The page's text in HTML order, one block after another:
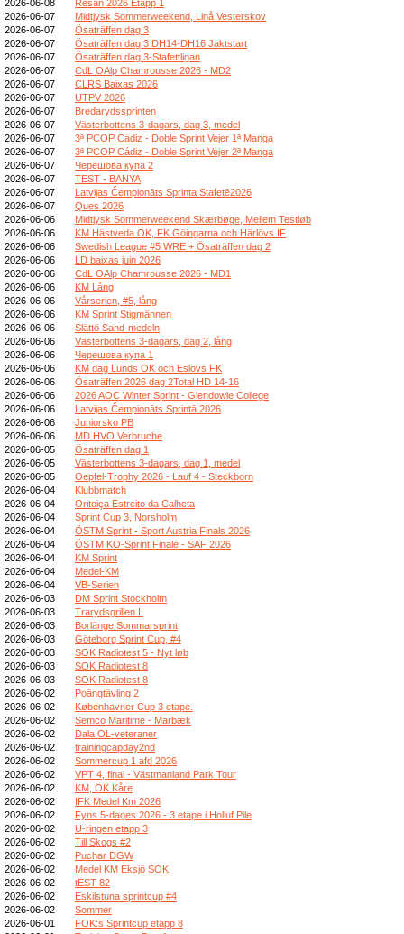
2026-06-08
Resan 2026 Etapp 1
2026-06-07
Midtjysk Sommerweekend, Linå Vesterskov
2026-06-07
Ösaträffen dag 3
2026-06-07
Ösaträffen dag 3 DH14-DH16 Jaktstart
2026-06-07
Ösaträffen dag 3-Stafettligan
2026-06-07
CdL OAlp Chamrousse 2026 - MD2
2026-06-07
CLRS Baixas 2026
2026-06-07
UTPV 2026
2026-06-07
Bredarydssprinten
2026-06-07
Västerbottens 3-dagars, dag 3, medel
2026-06-07
3ª PCOP Cádiz - Doble Sprint Vejer 1ª Manga
2026-06-07
3ª PCOP Cádiz - Doble Sprint Vejer 2ª Manga
2026-06-07
Черешова купа 2
2026-06-07
TEST - BANYA
2026-06-07
Latvijas Čempionāts Sprinta Stafetē2026
2026-06-07
Ques 2026
2026-06-06
Midtjysk Sommerweekend Skærbøge, Mellem Testløb
2026-06-06
KM Hästveda OK, FK Göingarna och Härlövs IF
2026-06-06
Swedish League #5 WRE + Ösaträffen dag 2
2026-06-06
LD baixas juin 2026
2026-06-06
CdL OAlp Chamrousse 2026 - MD1
2026-06-06
KM Lång
2026-06-06
Vårserien, #5, lång
2026-06-06
KM Sprint Stigmännen
2026-06-06
Slättö Sand-medeln
2026-06-06
Västerbottens 3-dagars, dag 2, lång
2026-06-06
Черешова купа 1
2026-06-06
KM dag Lunds OK och Eslövs FK
2026-06-06
Ösaträffen 2026 dag 2Total HD 14-16
2026-06-06
2026 AOC Winter Sprint - Glendowie College
2026-06-06
Latvijas Čempionāts Sprintā 2026
2026-06-06
Juniorsko PB
2026-06-06
MD HVO Verbruche
2026-06-05
Ösaträffen dag 1
2026-06-05
Västerbottens 3-dagars, dag 1, medel
2026-06-05
Oepfel-Trophy 2026 - Lauf 4 - Steckborn
2026-06-04
Klubbmatch
2026-06-04
Oritoiça Estreito da Calheta
2026-06-04
Sprint Cup 3, Norsholm
2026-06-04
ÖSTM Sprint - Sport Austria Finals 2026
2026-06-04
ÖSTM KO-Sprint Finale - SAF 2026
2026-06-04
KM Sprint
2026-06-04
Medel-KM
2026-06-04
VB-Serien
2026-06-03
DM Sprint Stockholm
2026-06-03
Trarydsgrillen II
2026-06-03
Borlänge Sommarsprint
2026-06-03
Göteborg Sprint Cup, #4
2026-06-03
SOK Radiotest 5 - Nyt løb
2026-06-03
SOK Radiotest 8
2026-06-03
SOK Radiotest 8
2026-06-02
Poängtävling 2
2026-06-02
Københavner Cup 3 etape.
2026-06-02
Semco Maritime - Marbæk
2026-06-02
Dala OL-veteraner
2026-06-02
trainingcapday2nd
2026-06-02
Sommercup 1 afd 2026
2026-06-02
VPT 4, final - Västmanland Park Tour
2026-06-02
KM, OK Kåre
2026-06-02
IFK Medel Km 2026
2026-06-02
Fyns 5-dages 2026 - 3 etape i Holluf Pile
2026-06-02
U-ringen etapp 3
2026-06-02
Till Skogs #2
2026-06-02
Puchar DGW
2026-06-02
Medel KM Eksjö SOK
2026-06-02
tEST 82
2026-06-02
Eskilstuna sprintcup #4
2026-06-02
Sommer
2026-06-01
FOK:s Sprintcup etapp 8